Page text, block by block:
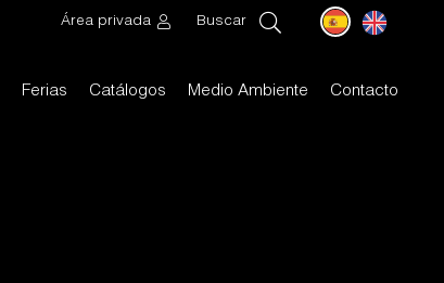
Área privada Buscar
Ferias Catálogos Medio Ambiente Contacto